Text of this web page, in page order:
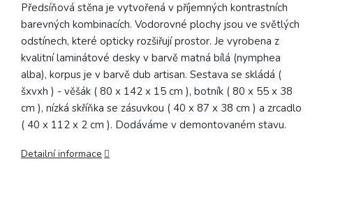
Předsíňová stěna je vytvořená v příjemných kontrastních
barevných kombinacích. Vodorovné plochy jsou ve světlých
odstínech, které opticky rozšiřují prostor. Je vyrobena z
kvalitní laminátové desky v barvě matná bílá (nymphea
alba), korpus je v barvě dub artisan. Sestava se skládá (
šxvxh ) - věšák ( 80 x 142 x 15 cm ), botník ( 80 x 55 x 38
cm ), nízká skříňka se zásuvkou ( 40 x 87 x 38 cm ) a zrcadlo
( 40 x 112 x 2 cm ). Dodáváme v demontovaném stavu.
Detailní informace